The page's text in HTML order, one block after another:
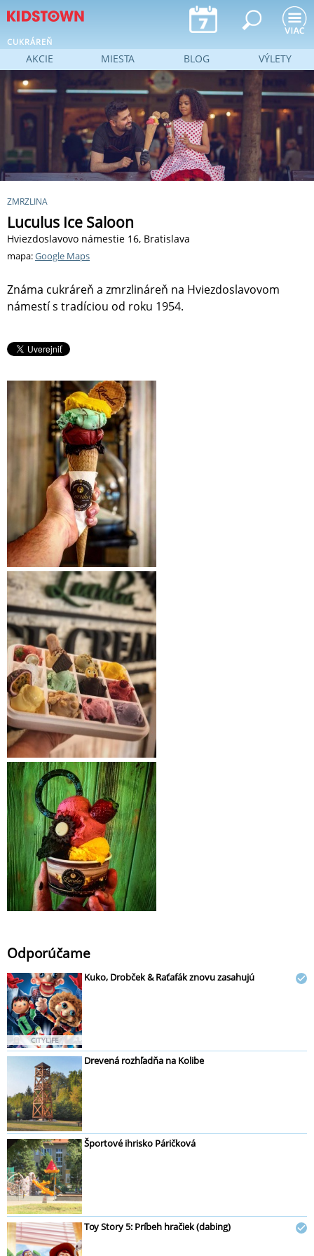
Jump to navigation
CUKRÁREŇ
ZMRZLINA
Luculus Ice Saloon
Hviezdoslavovo námestie 16, Bratislava
mapa:Google Maps
Známa cukráreň a zmrzlináreň na Hviezdoslavovom
námestí s tradíciou od roku 1954.
Odporúčame
CITYLIFE
Kuko, Drobček & Raťafák znovu zasahujú
Drevená rozhľadňa na Kolibe
Športové ihrisko Páričková
Toy Story 5: Príbeh hračiek (dabing)
AKCIE MIESTA BLOG VÝLETY